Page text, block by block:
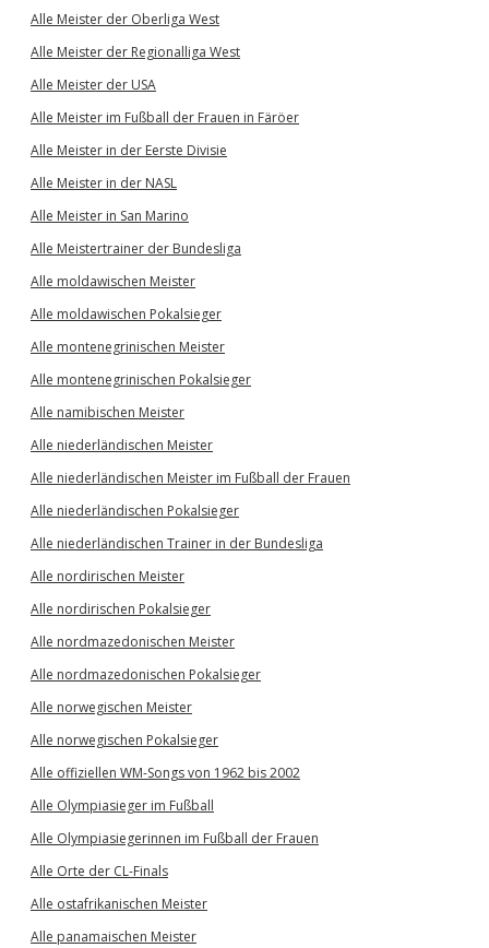
Alle Meister der Oberliga West
Alle Meister der Regionalliga West
Alle Meister der USA
Alle Meister im Fußball der Frauen in Färöer
Alle Meister in der Eerste Divisie
Alle Meister in der NASL
Alle Meister in San Marino
Alle Meistertrainer der Bundesliga
Alle moldawischen Meister
Alle moldawischen Pokalsieger
Alle montenegrinischen Meister
Alle montenegrinischen Pokalsieger
Alle namibischen Meister
Alle niederländischen Meister
Alle niederländischen Meister im Fußball der Frauen
Alle niederländischen Pokalsieger
Alle niederländischen Trainer in der Bundesliga
Alle nordirischen Meister
Alle nordirischen Pokalsieger
Alle nordmazedonischen Meister
Alle nordmazedonischen Pokalsieger
Alle norwegischen Meister
Alle norwegischen Pokalsieger
Alle offiziellen WM-Songs von 1962 bis 2002
Alle Olympiasieger im Fußball
Alle Olympiasiegerinnen im Fußball der Frauen
Alle Orte der CL-Finals
Alle ostafrikanischen Meister
Alle panamaischen Meister